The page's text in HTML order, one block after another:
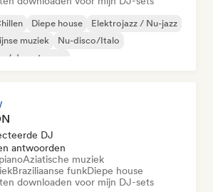
Diepe house
Elektrojazz / Nu-jazz
muziek
Nu-disco/Italo
/ downtempo
DJ
antwoorden
Aziatische muziek
Braziliaanse funkDiepe house
downloaden voor mijn DJ-sets